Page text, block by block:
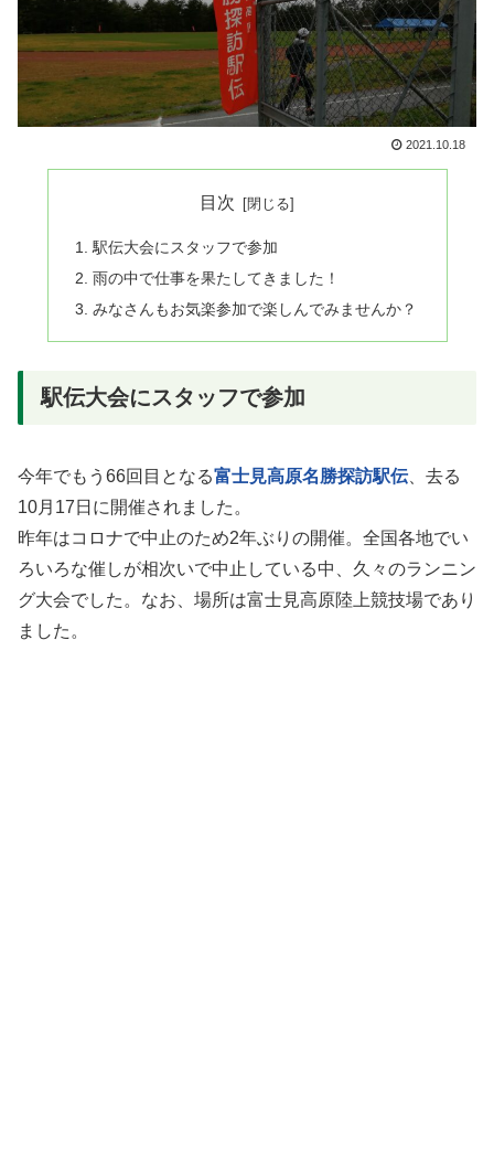
2021.10.18
目次
駅伝大会にスタッフで参加
雨の中で仕事を果たしてきました！
みなさんもお気楽参加で楽しんでみませんか？
駅伝大会にスタッフで参加
今年でもう66回目となる富士見高原名勝探訪駅伝、去る
10月17日に開催されました。
昨年はコロナで中止のため2年ぶりの開催。全国各地でい
ろいろな催しが相次いで中止している中、久々のランニン
グ大会でした。なお、場所は富士見高原陸上競技場であり
ました。